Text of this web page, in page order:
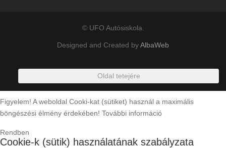
© UFO Autósiskola.
Designed and Created byAlbaWeb
Oldal tetejére
Figyelem! A weboldal Cooki-kat (sütiket) használ a maximális
böngészési élmény érdekében! További információ
Rendben
Cookie-k (sütik) használatának szabályzata